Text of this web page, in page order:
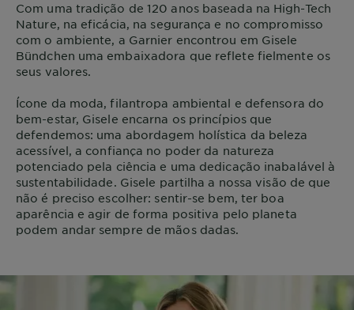
Com uma tradição de 120 anos baseada na High-Tech
Nature, na eficácia, na segurança e no compromisso
com o ambiente, a Garnier encontrou em Gisele
Bündchen uma embaixadora que reflete fielmente os
seus valores.
Ícone da moda, filantropa ambiental e defensora do
bem-estar, Gisele encarna os princípios que
defendemos: uma abordagem holística da beleza
acessível, a confiança no poder da natureza
potenciado pela ciência e uma dedicação inabalável à
sustentabilidade. Gisele partilha a nossa visão de que
não é preciso escolher: sentir-se bem, ter boa
aparência e agir de forma positiva pelo planeta
podem andar sempre de mãos dadas.